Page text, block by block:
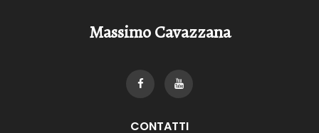
Massimo Cavazzana
CONTATTI